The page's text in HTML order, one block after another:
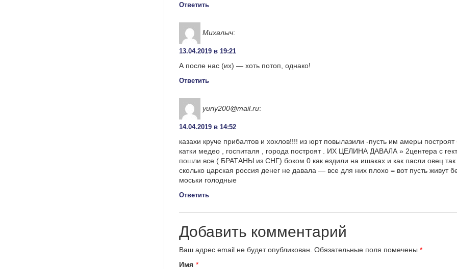
Ответить
Михалыч:
13.04.2019 в 19:21
А после нас (их) — хоть потоп, однако!
Ответить
yuriy200@mail.ru:
14.04.2019 в 14:52
казахи круче прибалтов и хохлов!!!! из юрт повылазили -пусть им амеры построят
катки медео , госпиталя , города построят . ИХ ЦЕЛИНА ДАВАЛА » 2центера с
пошли все ( БРАТАНЫ из СНГ) боком 0 как ездили на ишаках и как пасли овец
сколько царская россия денег не давала — все для них плохо = вот пусть живут
моськи голодные
Ответить
Добавить комментарий
Ваш адрес email не будет опубликован. Обязательные поля помечены *
Имя *